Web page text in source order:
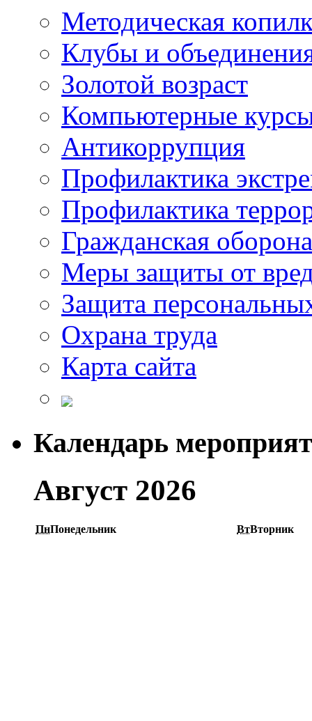
Методическая
Клубы и
Золотой возраст
Компьютерные
Антикоррупция
Профилактика
Профилактика
Гражданская оборона
Меры защиты от
Защита
Охрана труда
Карта сайта
Календарь
Август 2026
ПнПонедельник ВтВторник